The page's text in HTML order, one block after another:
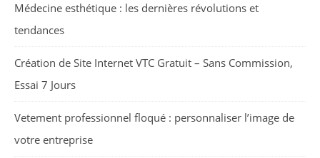
Médecine esthétique : les dernières révolutions et
tendances
Création de Site Internet VTC Gratuit – Sans Commission,
Essai 7 Jours
Vetement professionnel floqué : personnaliser l’image de
votre entreprise